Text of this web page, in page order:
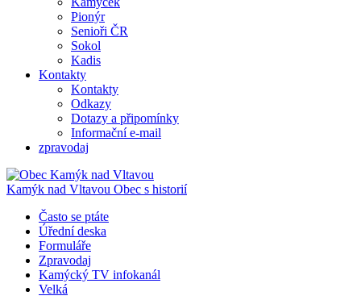
Pionýr
Senioři ČR
Sokol
Kadis
Kontakty
Kontakty
Odkazy
Dotazy a připomínky
Informační e-mail
zpravodaj
Kamýk nad Vltavou Obec s historií
Často se ptáte
Úřední deska
Formuláře
Zpravodaj
Kamýcký TV infokanál
Velká